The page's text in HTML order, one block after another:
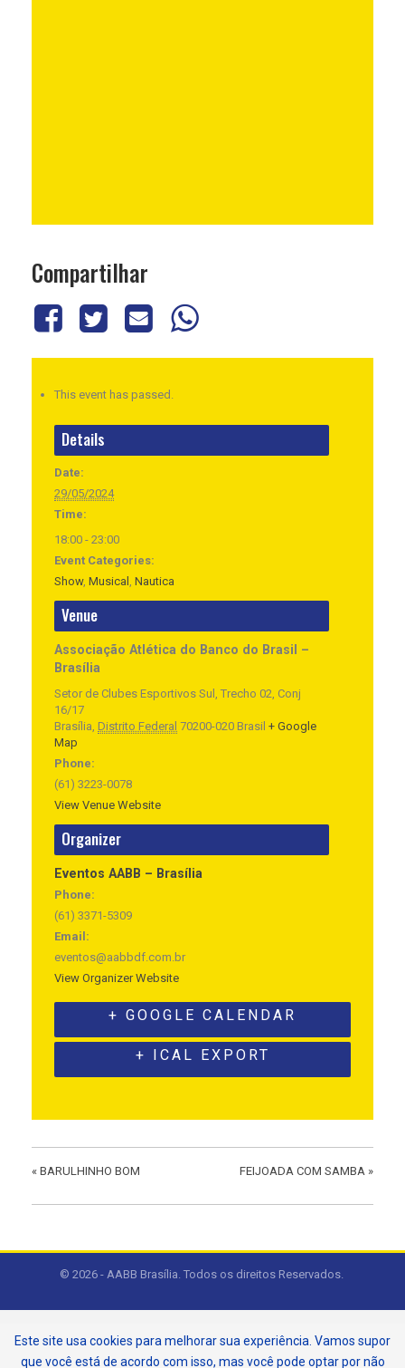
Compartilhar
This event has passed.
Details
Date:
29/05/2024
Time:
18:00 - 23:00
Event Categories:
Show, Musical , Nautica
Venue
Associação Atlética do Banco do Brasil –
Brasília
Setor de Clubes Esportivos Sul, Trecho 02, Conj
16/17
Brasília, Distrito Federal 70200-020 Brasil + Google
Map
Phone:
(61) 3223-0078
View Venue Website
Organizer
Eventos AABB – Brasília
Phone:
(61) 3371-5309
Email:
eventos@aabbdf.com.br
View Organizer Website
+ GOOGLE CALENDAR
+ ICAL EXPORT
« BARULHINHO BOM FEIJOADA COM SAMBA »
© 2026 - AABB Brasília. Todos os direitos Reservados.
Este site usa cookies para melhorar sua experiência. Vamos supor
que você está de acordo com isso, mas você pode optar por não